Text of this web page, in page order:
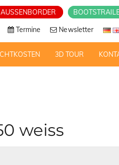
AUSSENBORDER
Termine Newsletter
3D TOUR
weiss